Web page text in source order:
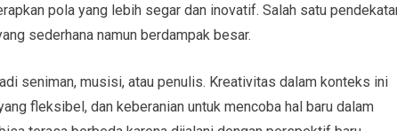
pola yang lebih segar dan inovatif. Salah satu
sederhana namun berdampak besar.
seniman, musisi, atau penulis. Kreativitas dalam konteks ini
fleksibel, dan keberanian untuk mencoba hal baru dalam